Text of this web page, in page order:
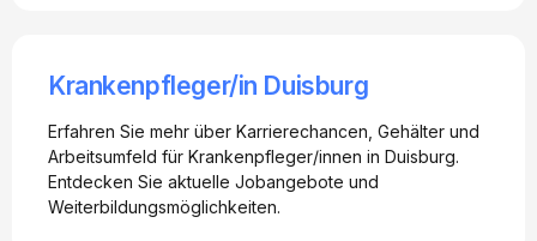
Krankenpfleger/in Duisburg
Erfahren Sie mehr über Karrierechancen, Gehälter und
Arbeitsumfeld für Krankenpfleger/innen in Duisburg.
Entdecken Sie aktuelle Jobangebote und
Weiterbildungsmöglichkeiten.